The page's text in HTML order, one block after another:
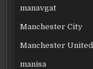
manavgat
Manchester City
Manchester United
manisa